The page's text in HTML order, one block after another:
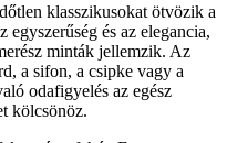
klasszikusokat ötvözik a
egyszerűség és az elegancia,
minták jellemzik. Az
a sifon, a csipke vagy a
odafigyelés az egész
kölcsönöz.